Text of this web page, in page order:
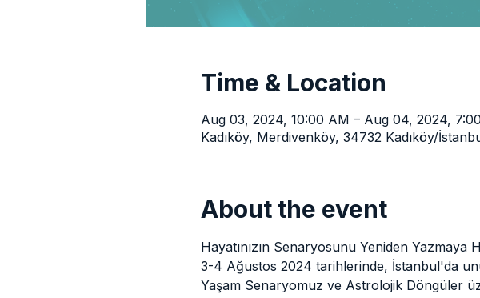
Time & Location
Aug 03, 2024, 10:00 AM – Aug 04, 2024,
Kadıköy, Merdivenköy, 34732 Kadıköy/
About the event
Hayatınızın Senaryosunu Yeniden Yazmaya
3-4 Ağustos 2024 tarihlerinde, İstanbul'da
Yaşam Senaryomuz ve Astrolojik Döngüler